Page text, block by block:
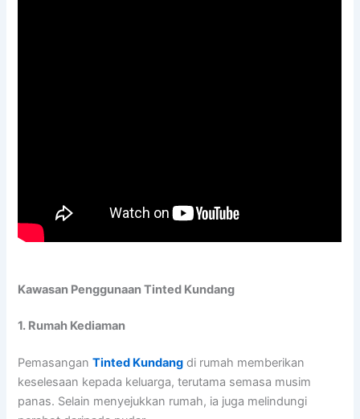
Kawasan Penggunaan Tinted Kundang
1. Rumah Kediaman
PemasanganTinted Kundang di rumah memberikan
keselesaan kepada keluarga, terutama semasa musim
panas. Selain menyejukkan rumah, ia juga melindungi